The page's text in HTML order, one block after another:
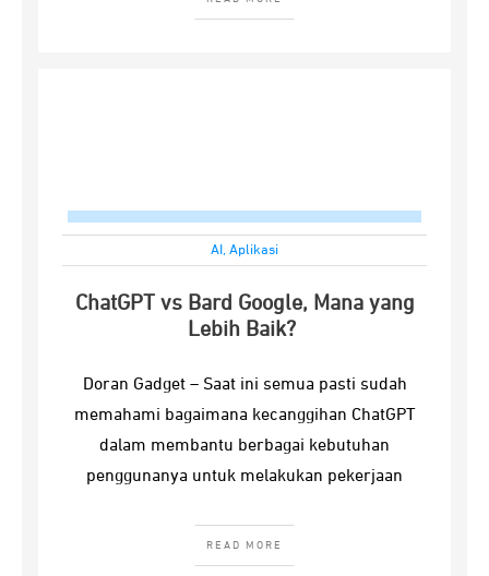
AI , Aplikasi
ChatGPT vs Bard Google, Mana yang
Lebih Baik?
Doran Gadget – Saat ini semua pasti sudah
memahami bagaimana kecanggihan ChatGPT
dalam membantu berbagai kebutuhan
penggunanya untuk melakukan pekerjaan
READ MORE